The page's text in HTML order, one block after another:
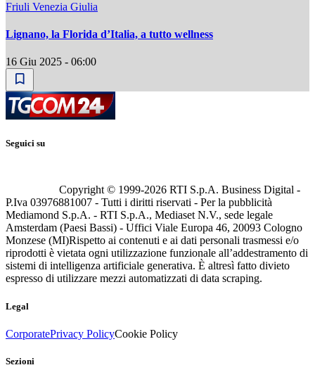
Friuli Venezia Giulia
Lignano, la Florida d’Italia, a tutto wellness
16 Giu 2025 - 06:00
Seguici su
Copyright © 1999-2026 RTI S.p.A. Business Digital -
P.Iva 03976881007 - Tutti i diritti riservati - Per la pubblicità
Mediamond S.p.A. - RTI S.p.A., Mediaset N.V., sede legale
Amsterdam (Paesi Bassi) - Uffici Viale Europa 46, 20093 Cologno
Monzese (MI)Rispetto ai contenuti e ai dati personali trasmessi e/o
riprodotti è vietata ogni utilizzazione funzionale all’addestramento di
sistemi di intelligenza artificiale generativa. È altresì fatto divieto
espresso di utilizzare mezzi automatizzati di data scraping.
Legal
CorporatePrivacy PolicyCookie Policy
Sezioni